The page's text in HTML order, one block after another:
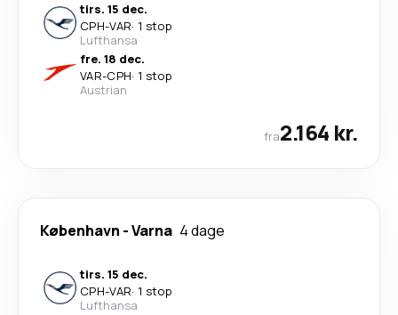
tirs. 15 dec.
CPH-VAR· 1 stop
Lufthansa
fre. 18 dec.
VAR-CPH· 1 stop
Austrian
fra2.164 kr.
København -Varna 4 dage
tirs. 15 dec.
CPH-VAR· 1 stop
Lufthansa